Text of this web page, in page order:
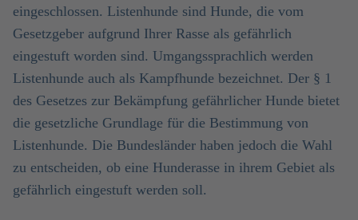
eingeschlossen. Listenhunde sind Hunde, die vom
Gesetzgeber aufgrund Ihrer Rasse als gefährlich
eingestuft worden sind. Umgangssprachlich werden
Listenhunde auch als Kampfhunde bezeichnet. Der § 1
des Gesetzes zur Bekämpfung gefährlicher Hunde bietet
die gesetzliche Grundlage für die Bestimmung von
Listenhunde. Die Bundesländer haben jedoch die Wahl
zu entscheiden, ob eine Hunderasse in ihrem Gebiet als
gefährlich eingestuft werden soll.